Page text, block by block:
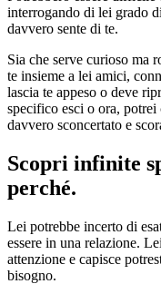
interrogando di lei grado
davvero sente di te.
Sia che serve curioso ma
te insieme a lei amici,
lascia te appeso o deve
specifico esci o ora, potrei
davvero sconcertato e
Scopri infinite
perché.
Lei potrebbe incerto di
essere in una relazione.
attenzione e capisce
bisogno.